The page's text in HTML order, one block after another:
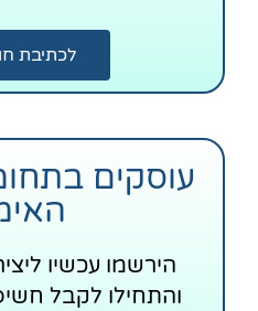
לכתיבת
עוסקים
הירשמו עכשיו
והתחילו לקבל